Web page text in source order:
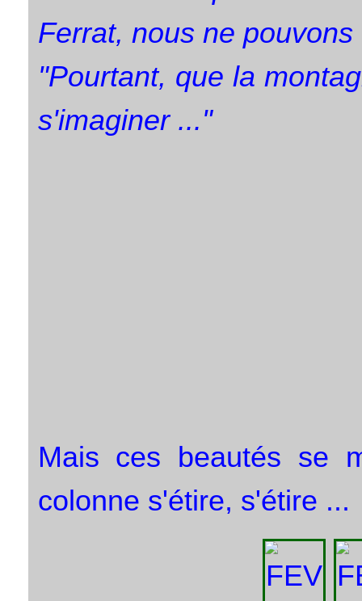
Ferrat, nous ne
"Pourtant, que la
s'imaginer ..."
Mais ces beautés se
colonne s'étire, s'étire ...